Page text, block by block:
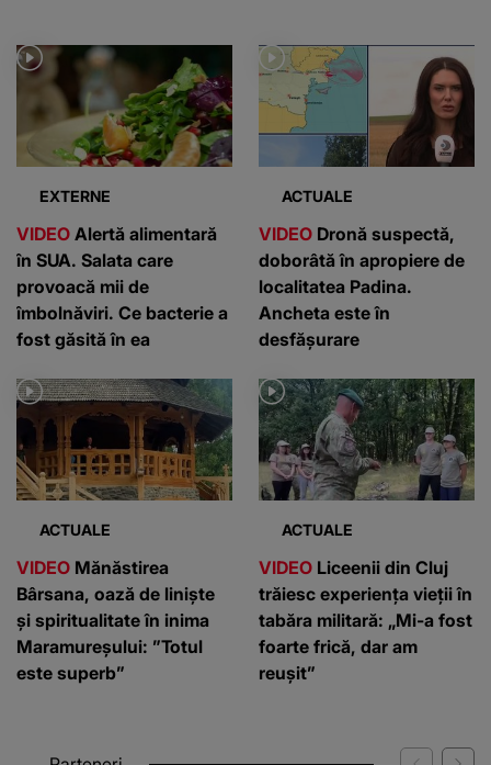
EXTERNE
VIDEO Alertă alimentară
în SUA. Salata care
provoacă mii de
îmbolnăviri. Ce bacterie a
fost găsită în ea
ACTUALE
VIDEO Dronă suspectă,
doborâtă în apropiere de
localitatea Padina.
Ancheta este în
desfășurare
ACTUALE
VIDEO Mănăstirea
Bârsana, oază de liniște
și spiritualitate în inima
Maramureșului: ”Totul
este superb”
ACTUALE
VIDEO Liceenii din Cluj
trăiesc experiența vieții în
tabăra militară: „Mi-a fost
foarte frică, dar am
reușit”